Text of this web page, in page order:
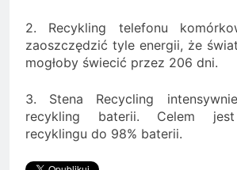
2. Recykling telefonu
zaoszczędzić tyle energii, że
mogłoby świecić przez 206 dni.
3. Stena Recycling
recykling baterii. Celem jest
recyklingu do 98% baterii.